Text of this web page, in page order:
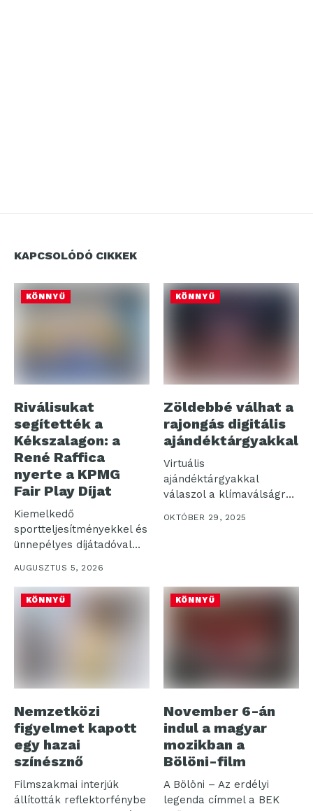
KAPCSOLÓDÓ CIKKEK
KÖNNYŰ
Riválisukat
segítették a
Kékszalagon: a
René Raffica
nyerte a KPMG
Fair Play Díjat
Kiemelkedő
sportteljesítményekkel és
ünnepélyes díjátadóval
Kékszalag Raiffeisen
Nagydíj....
AUGUSZTUS 5, 2026
KÖNNYŰ
Zöldebbé válhat a
rajongás digitális
ajándéktárgyakkal
Virtuális
ajándéktárgyakkal
válaszol a klímaválságra
egy magyar csapat
Virtuális relikviákkal
OKTÓBER 29, 2025
KÖNNYŰ
Nemzetközi
figyelmet kapott
egy hazai
színésznő
Filmszakmai interjúk
állították reflektorfénybe
KÖNNYŰ
November 6-án
indul a magyar
mozikban a
Bölöni-film
A Bölöni – Az erdélyi
legenda címmel a BEK